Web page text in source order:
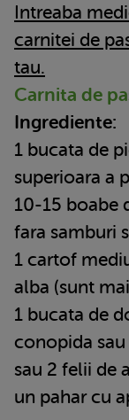
Intreaba
carnitei de
tau.
Carnita de
Ingrediente:
1 bucata de
superioara a
10-15 boabe
fara samburi
1 cartof
alba (sunt
1 bucata de
conopida
sau 2 felii de
un pahar cu